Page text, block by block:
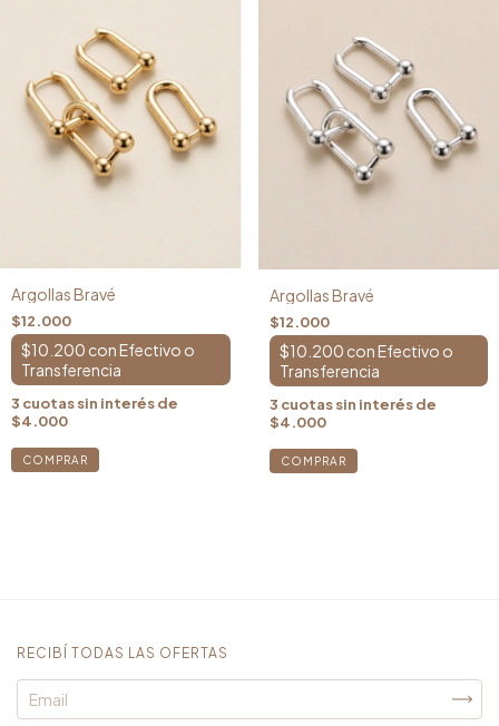
Argollas Bravé
$12.000
$10.200 con
3 cuotas sin interés de
$4.000
Argollas Bravé
$12.000
$10.200 con
3 cuotas sin interés de
$4.000
RECIBÍ TODAS LAS OFERTAS